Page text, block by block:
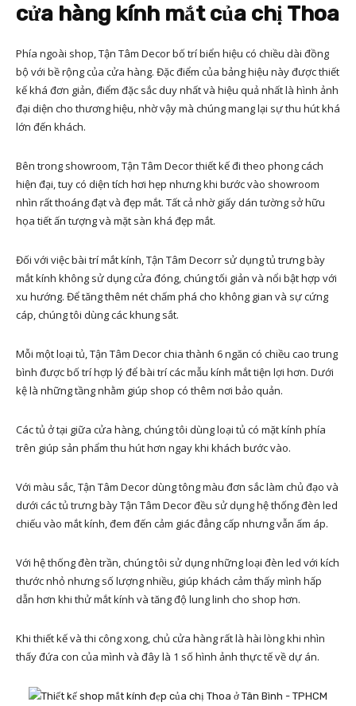
cửa hàng kính mắt của chị Thoa
Phía ngoài shop, Tận Tâm Decor bố trí biển hiệu có chiều dài đồng
bộ với bề rộng của cửa hàng. Đặc điểm của bảng hiệu này được thiết
kế khá đơn giản, điểm đặc sắc duy nhất và hiệu quả nhất là hình ảnh
đại diện cho thương hiệu, nhờ vậy mà chúng mang lại sự thu hút khá
lớn đến khách.
Bên trong showroom, Tận Tâm Decor thiết kế đi theo phong cách
hiện đại, tuy có diện tích hơi hẹp nhưng khi bước vào showroom
nhìn rất thoáng đạt và đẹp mắt. Tất cả nhờ giấy dán tường sở hữu
họa tiết ấn tượng và mặt sàn khá đẹp mắt.
Đối với việc bài trí mắt kính, Tận Tâm Decorr sử dụng tủ trưng bày
mắt kính không sử dụng cửa đóng, chúng tối giản và nổi bật hợp với
xu hướng. Để tăng thêm nét chấm phá cho không gian và sự cứng
cáp, chúng tôi dùng các khung sắt.
Mỗi một loại tủ, Tận Tâm Decor chia thành 6 ngăn có chiều cao trung
bình được bố trí hợp lý để bài trí các mẫu kính mắt tiện lợi hơn. Dưới
kệ là những tầng nhằm giúp shop có thêm nơi bảo quản.
Các tủ ở tại giữa cửa hàng, chúng tôi dùng loại tủ có mặt kính phía
trên giúp sản phẩm thu hút hơn ngay khi khách bước vào.
Với màu sắc, Tận Tâm Decor dùng tông màu đơn sắc làm chủ đạo và
dưới các tủ trưng bày Tận Tâm Decor đều sử dụng hệ thống đèn led
chiếu vào mắt kính, đem đến cảm giác đẳng cấp nhưng vẫn ấm áp.
Với hệ thống đèn trần, chúng tôi sử dụng những loại đèn led với kích
thước nhỏ nhưng số lượng nhiều, giúp khách cảm thấy mình hấp
dẫn hơn khi thử mắt kính và tăng độ lung linh cho shop hơn.
Khi thiết kế và thi công xong, chủ cửa hàng rất là hài lòng khi nhìn
thấy đứa con của mình và đây là 1 số hình ảnh thực tế về dự án.